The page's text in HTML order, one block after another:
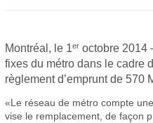
Montréal, le 1er octobre 2014
fixes du métro dans le cadre
règlement d’emprunt de 570
«Le réseau de métro compte
vise le remplacement, de façon